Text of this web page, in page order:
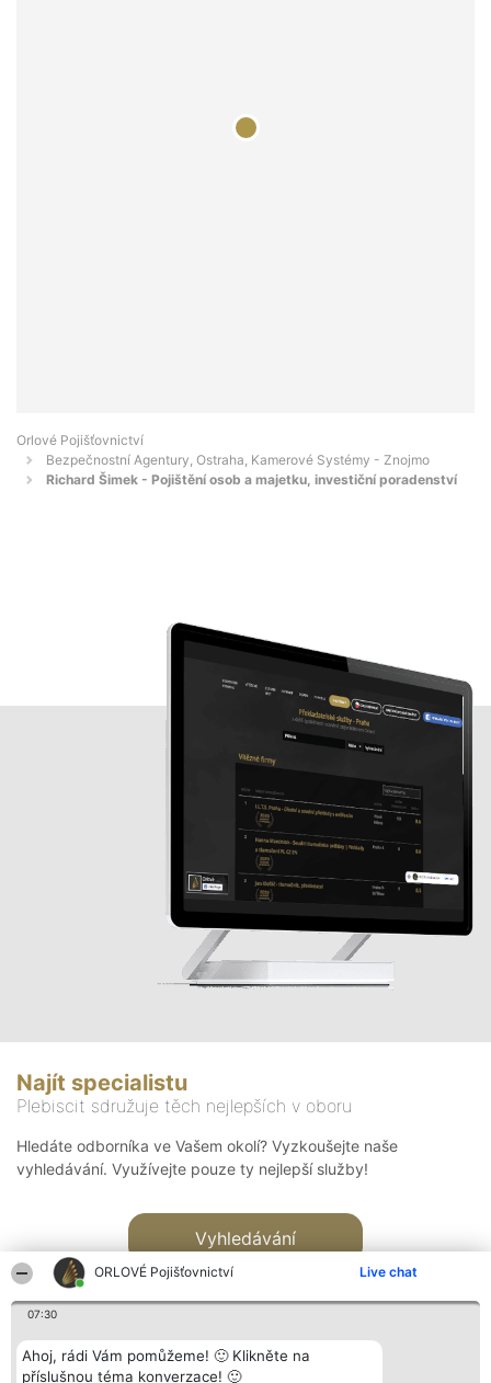
ORLOVÉ Pojišťovnictví Live chat
07:30
Ahoj, rádi Vám pomůžeme! 🙂 Klikněte na
příslušnou téma konverzace! 🙂
Orlové Pojišťovnictví
Bezpečnostní Agentury, Ostraha, Kamerové Systémy - Znojmo
Richard Šimek - Pojištění osob a majetku, investiční poradenství
Najít specialistu
Plebiscit sdružuje těch nejlepších v oboru
Hledáte odborníka ve Vašem okolí? Vyzkoušejte naše
vyhledávání. Využívejte pouze ty nejlepší služby!
Vyhledávání